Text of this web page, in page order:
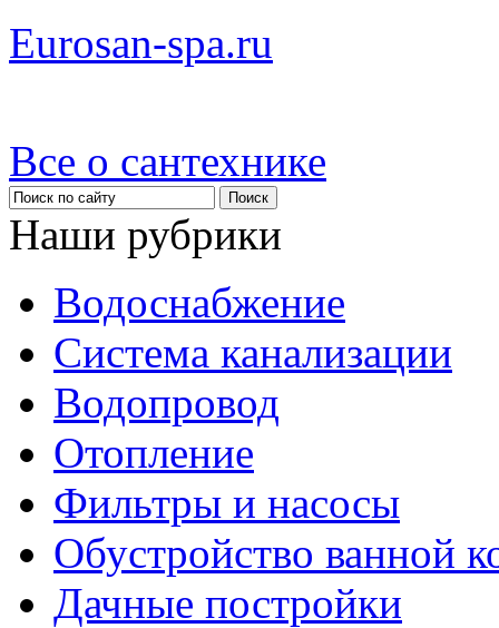
Eurosan-spa.ru
Все о сантехнике
Наши рубрики
Водоснабжение
Система канализации
Водопровод
Отопление
Фильтры и насосы
Обустройство ванной
Дачные постройки